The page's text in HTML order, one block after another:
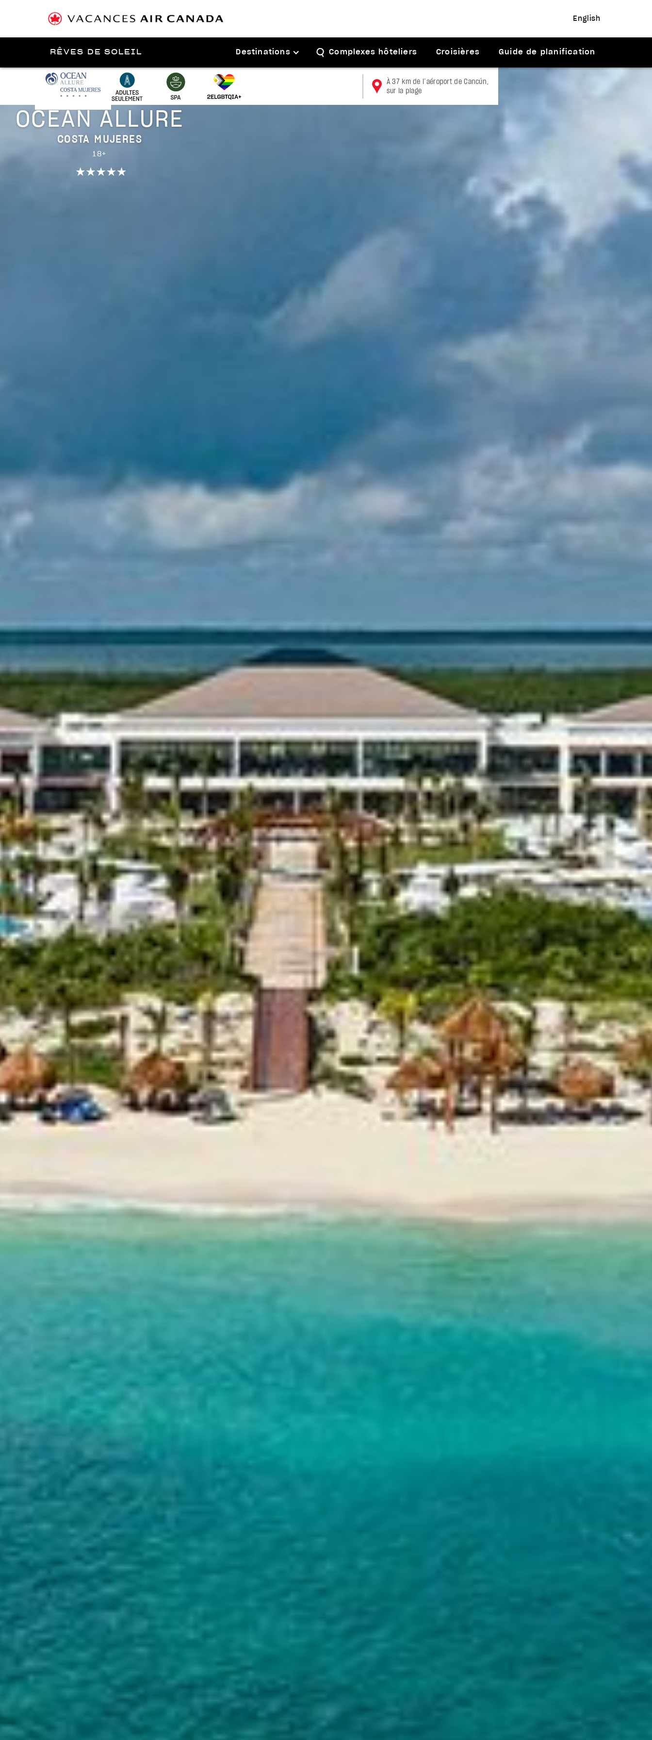
English
RÊVES DE SOLEIL Destinations Complexes hôteliers Croisières Guide de planification
Costa/Playa Mujeres/Isla Mujeres
OCEAN ALLURE
COSTA MUJERES
18+
À 37 km de l’aéroport de Cancún,
sur la plage